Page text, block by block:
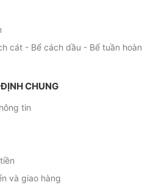
cát - Bể cách dầu - Bể tuần hoàn
CHUNG
tin
và giao hàng